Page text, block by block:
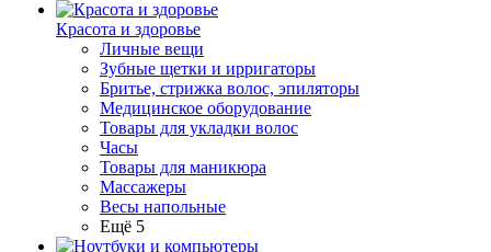
Красота и здоровье
Личные вещи
Зубные щетки и ирригаторы
Бритье, стрижка волос, эпиляторы
Медицинское оборудование
Товары для укладки волос
Часы
Товары для маникюра
Массажеры
Весы напольные
Ещё 5